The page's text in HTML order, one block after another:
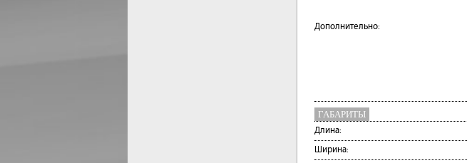
Дополнительно:
ГАБАРИТЫ
Длина:
Ширина: